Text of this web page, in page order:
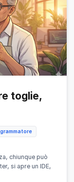
toglie,
chiunque può
si apre un IDE,